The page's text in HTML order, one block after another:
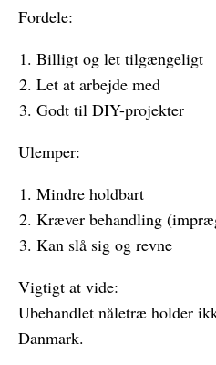
Fordele:
Billigt og let tilgængeligt
Let at arbejde med
Godt til DIY-projekter
Ulemper:
Mindre holdbart
Kræver behandling
Kan slå sig og revne
Vigtigt at vide:
Ubehandlet nåletræ holder
Danmark.